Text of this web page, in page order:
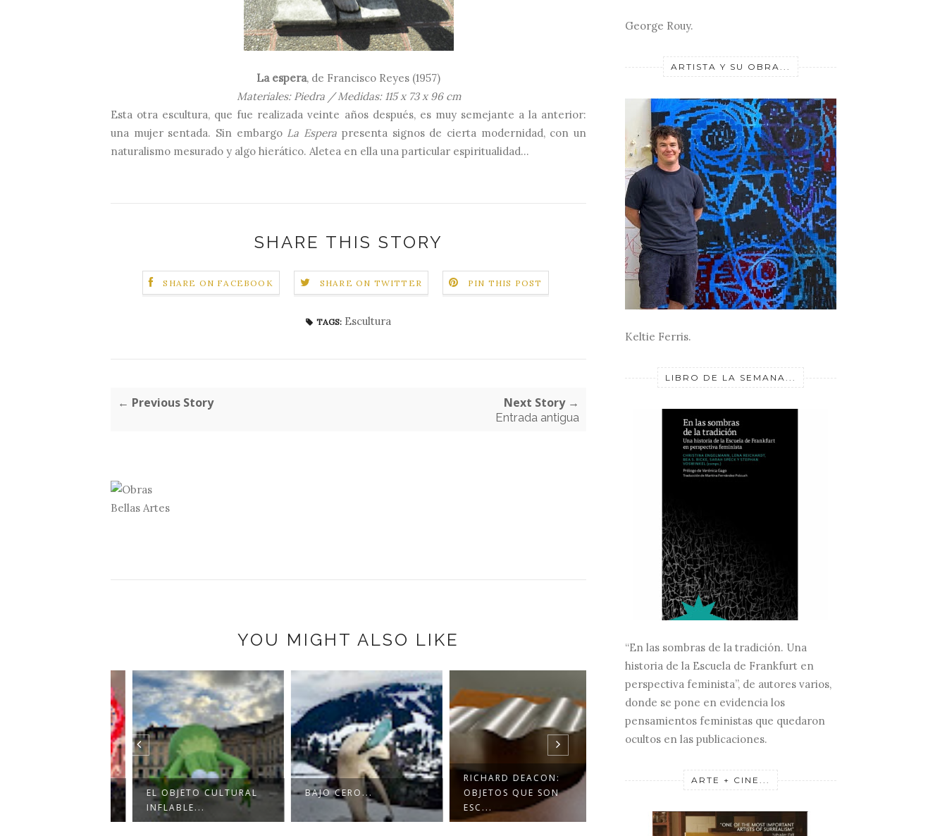
La espera, de Francisco Reyes (1957)
Materiales: Piedra / Medidas: 115 x 73 x 96 cm
Esta otra escultura, que fue realizada veinte años después, es muy semejante a la anterior:
una mujer sentada. Sin embargo La Espera presenta signos de cierta modernidad, con un
naturalismo mesurado y algo hierático. Aletea en ella una particular espiritualidad...
SHARE THIS STORY
SHARE ON FACEBOOK SHARE ON TWITTER PIN THIS POST
TAGS: Escultura
← Previous Story Next Story →
Entrada antigua
YOU MIGHT ALSO LIKE
EL OBJETO CULTURAL
INFLABLE...
BAJO CERO...
RICHARD DEACON:
OBJETOS QUE SON
ESC...
CUANDO EL VIDRIO ES
ESCULTURA
George Rouy.
ARTISTA Y SU OBRA...
Keltie Ferris.
LIBRO DE LA SEMANA...
“En las sombras de la tradición. Una
historia de la Escuela de Frankfurt en
perspectiva feminista”, de autores varios,
donde se pone en evidencia los
pensamientos feministas que quedaron
ocultos en las publicaciones.
ARTE + CINE...